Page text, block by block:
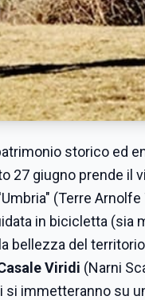
storico ed
27 giugno prende il
(Terre
in bicicletta (sia
bellezza del
Viridi (Narni
si immetteranno su